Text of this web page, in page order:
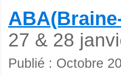
27 & 28
Publié : Octobre